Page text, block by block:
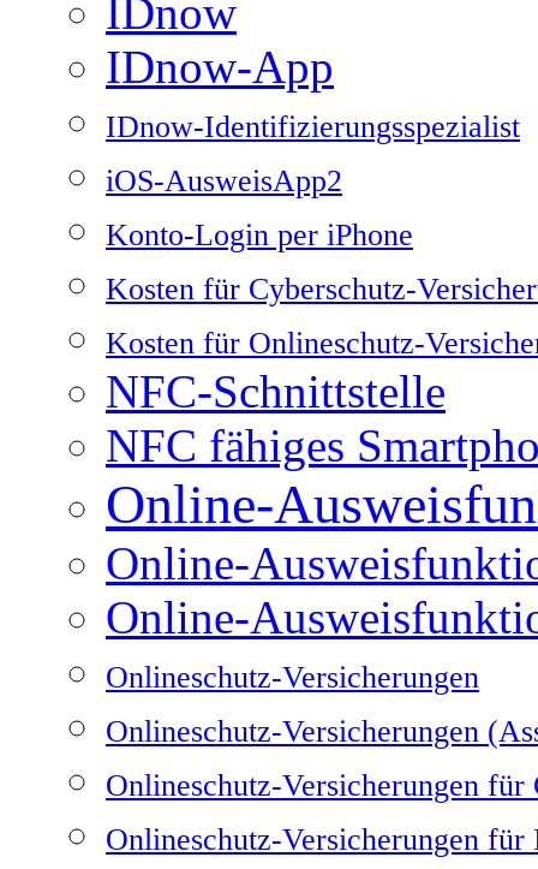
IDnow
IDnow-App
IDnow-Identifizierungsspezialist
iOS-AusweisApp2
Konto-Login per iPhone
Kosten für Cyberschutz-
Kosten für Onlineschutz-
NFC-Schnittstelle
NFC fähiges
Online-
Online-
Online-
Onlineschutz-Versicherungen
Onlineschutz-Versicherungen
Onlineschutz-Versicherungen für
Onlineschutz-Versicherungen für